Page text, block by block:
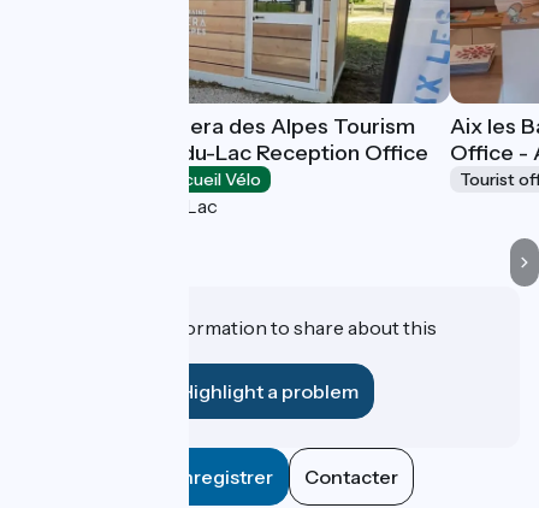
Aix-les-Bains Riviera des Alpes Tourism
Office/Bourget-du-Lac Reception Office
Accueil Vélo
Le Bourget-du-Lac
Aix les
Office -
Tourist
Do you have information to share about this
Highlight a problem
Enregistrer Contacter